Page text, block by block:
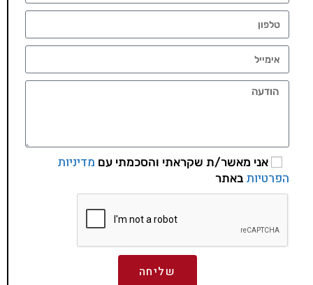
אני מאשר/ת שקראתי והסכמתי עם מדיניות
הפרטיות באתר
שליחה